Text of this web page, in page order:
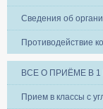
Сведения об
Противодействие
ВСЕ О ПРИЁМЕ В 1
Прием в классы с